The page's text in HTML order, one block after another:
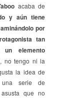
acaba de
y aún tiene
por
tan
elemento
no tengo ni la
la idea de
una serie de
que no